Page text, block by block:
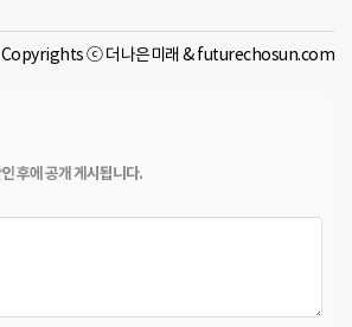
Copyrights ⓒ 더나은미래 & futurechosun.com